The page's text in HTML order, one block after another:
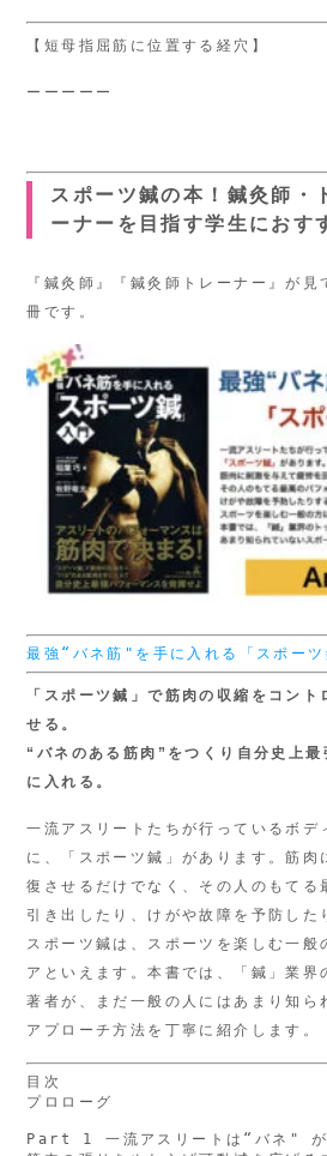
【短母指屈筋に位置する経穴】
ーーーーー
スポーツ鍼の本！鍼灸師・
ーナーを目指す学生におす
『鍼灸師』『鍼灸師トレーナー』が
冊です。
最強“バネ筋"を手に入れる「スポーツ
「スポーツ鍼」で筋肉の収縮をコント
せる。
“バネのある筋肉”をつくり 自分史上
に入れる。
一流アスリートたちが行っているボデ
に、「スポーツ鍼」があります。筋肉
復させるだけでなく、その人のもてる
引き出したり、けがや故障を予防した
スポーツ鍼は、スポーツを楽しむ一般
アといえます。本書では、「鍼」業界
著者が、まだ一般の人にはあまり知ら
アプローチ方法を丁寧に紹介します。
目次
プロローグ
Part 1 一流アスリートは“バネ" が